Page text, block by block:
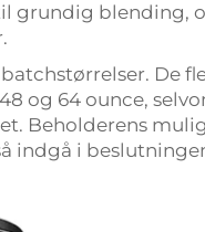
grundig blending,
De
og 64 ounce,
Beholderens
indgå i